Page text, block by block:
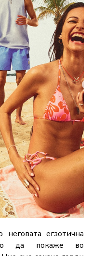
егзотична
да покаже во